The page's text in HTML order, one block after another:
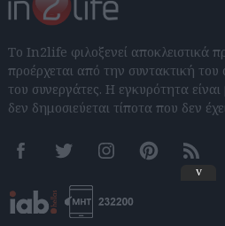
Το In2life φιλοξενεί αποκλειστικά
προέρχεται από την συντακτική
του συνεργάτες. Η εγκυρότητα
δεν δημοσιεύεται τίποτα που δεν
FacebookTwitter InstagramPinterestRSS
v